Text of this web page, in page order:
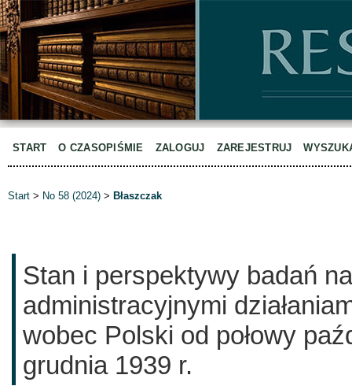
START O CZASOPIŚMIE ZALOGUJ ZAREJESTRUJ
Start > No 58 (2024) > Błaszczak
Stan i perspektywy badań
administracyjnymi
wobec Polski od połowy
grudnia 1939 r.